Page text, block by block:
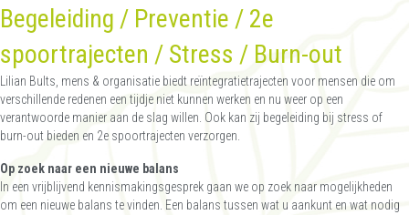
Begeleiding / Preventie / 2e
spoortrajecten / Stress / Burn-out
Lilian Bults, mens & organisatie biedt reïntegratietrajecten voor mensen die om
verschillende redenen een tijdje niet kunnen werken en nu weer op een
verantwoorde manier aan de slag willen. Ook kan zij begeleiding bij stress of
burn-out bieden en 2e spoortrajecten verzorgen.
Op zoek naar een nieuwe balans
In een vrijblijvend kennismakingsgesprek gaan we op zoek naar mogelijkheden
om een nieuwe balans te vinden. Een balans tussen wat u aankunt en wat nodig